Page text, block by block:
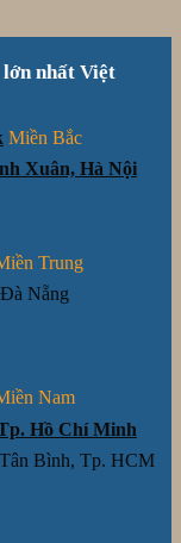
nhất Việt
Miền Bắc
Xuân, Hà Nội
Trung
Nẵng
Nam
Hồ Chí Minh
Bình, Tp. HCM